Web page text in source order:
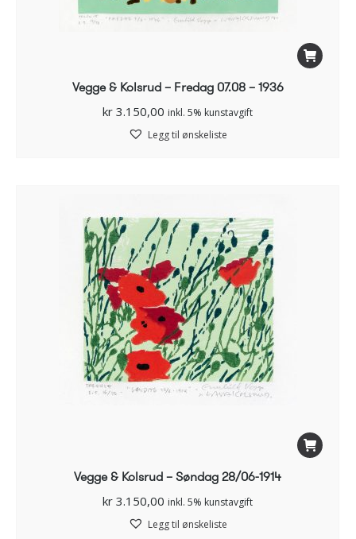
Vegge & Kolsrud – Fredag 07.08 – 1936
kr 3.150,00 inkl. 5% kunstavgift
Legg til ønskeliste
Vegge & Kolsrud – Søndag 28/06-1914
kr 3.150,00 inkl. 5% kunstavgift
Legg til ønskeliste